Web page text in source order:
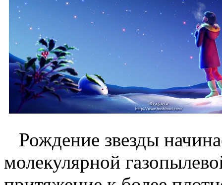
Рождение звезды
молекулярной